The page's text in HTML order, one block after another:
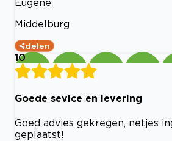
Eugene
Middelburg
delen
10
Goede sevice en levering
Goed advies gekregen, netjes
geplaatst!